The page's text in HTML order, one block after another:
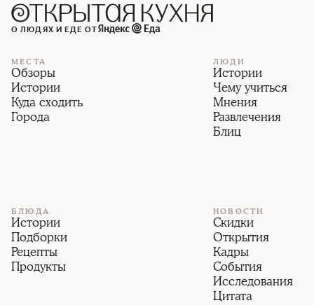
О ЛЮДЯХ И ЕДЕ ОТ
МЕСТА
Обзоры
Истории
Куда сходить
Города
ЛЮДИ
Истории
Чему учиться
Мнения
Развлечения
Блиц
БЛЮДА
Истории
Подборки
Рецепты
Продукты
НОВОСТИ
Скидки
Открытия
Кадры
События
Исследования
Цитата